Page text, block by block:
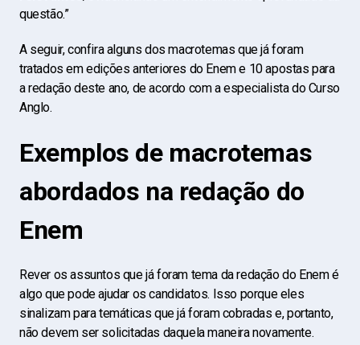
questão.”
A seguir, confira alguns dos macrotemas que já foram
tratados em edições anteriores do Enem e 10 apostas para
a redação deste ano, de acordo com a especialista do Curso
Anglo.
Exemplos de macrotemas
abordados na redação do
Enem
Rever os assuntos que já foram tema da redação do Enem é
algo que pode ajudar os candidatos. Isso porque eles
sinalizam para temáticas que já foram cobradas e, portanto,
não devem ser solicitadas daquela maneira novamente.